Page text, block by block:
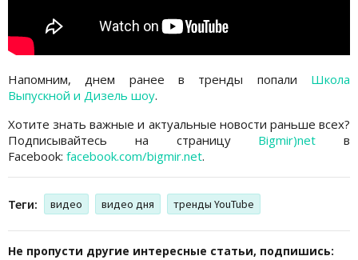
Напомним, днем ранее в тренды попали Школа
Выпускной и Дизель шоу.
Хотите знать важные и актуальные новости раньше всех?
Подписывайтесь на страницу Bigmir)net в
Facebook: facebook.com/bigmir.net.
Теги: видео видео дня тренды YouTube
Не пропусти другие интересные статьи, подпишись: